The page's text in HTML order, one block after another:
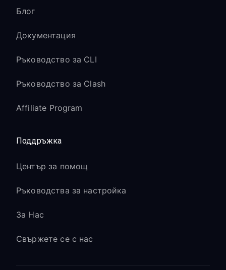
Блог
Документация
Ръководство за CLI
Ръководство за Clash
Affiliate Program
Поддръжка
Център за помощ
Ръководства за настройка
За Нас
Свържете се с нас